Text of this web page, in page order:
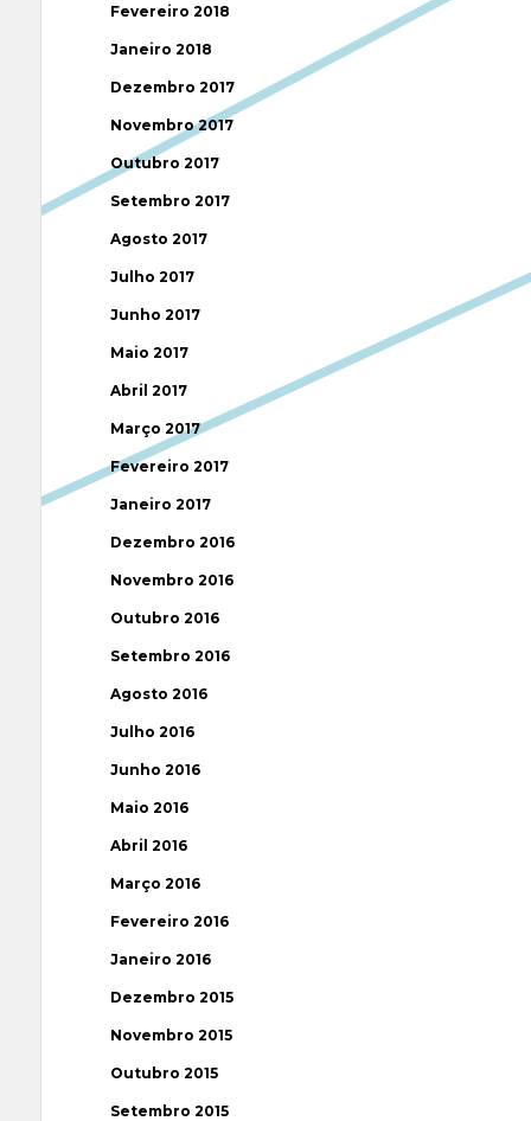
Fevereiro 2018
Janeiro 2018
Dezembro 2017
Novembro 2017
Outubro 2017
Setembro 2017
Agosto 2017
Julho 2017
Junho 2017
Maio 2017
Abril 2017
Março 2017
Fevereiro 2017
Janeiro 2017
Dezembro 2016
Novembro 2016
Outubro 2016
Setembro 2016
Agosto 2016
Julho 2016
Junho 2016
Maio 2016
Abril 2016
Março 2016
Fevereiro 2016
Janeiro 2016
Dezembro 2015
Novembro 2015
Outubro 2015
Setembro 2015